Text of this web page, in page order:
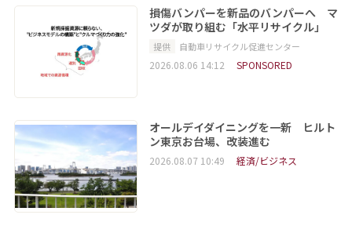
損傷バンパーを新品のバンパーへ マ
ツダが取り組む「水平リサイクル」
提供 自動車リサイクル促進センター
2026.08.06 14:12 SPONSORED
オールデイダイニングを一新 ヒルト
ン東京お台場、改装進む
2026.08.07 10:49 経済/ビジネス